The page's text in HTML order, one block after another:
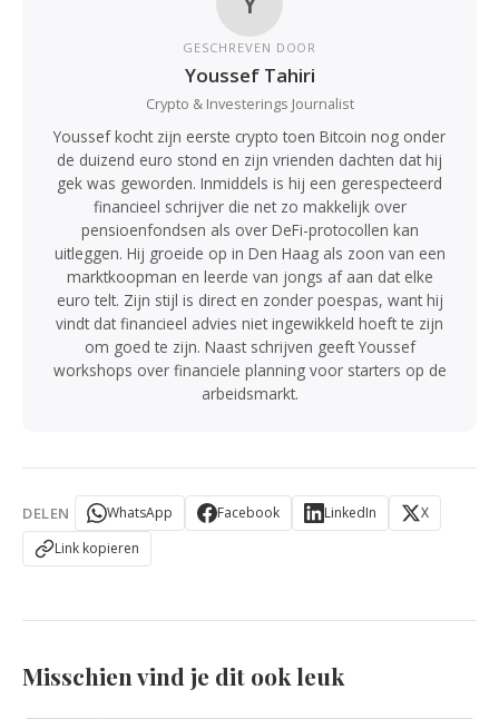
GESCHREVEN DOOR
Youssef Tahiri
Crypto & Investerings Journalist
Youssef kocht zijn eerste crypto toen Bitcoin nog onder
de duizend euro stond en zijn vrienden dachten dat hij
gek was geworden. Inmiddels is hij een gerespecteerd
financieel schrijver die net zo makkelijk over
pensioenfondsen als over DeFi-protocollen kan
uitleggen. Hij groeide op in Den Haag als zoon van een
marktkoopman en leerde van jongs af aan dat elke
euro telt. Zijn stijl is direct en zonder poespas, want hij
vindt dat financieel advies niet ingewikkeld hoeft te zijn
om goed te zijn. Naast schrijven geeft Youssef
workshops over financiele planning voor starters op de
arbeidsmarkt.
DELEN WhatsApp Facebook LinkedIn
X
Link kopieren
Misschien vind je dit ook leuk